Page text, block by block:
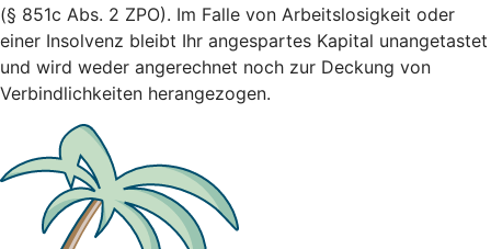
(§ 851c Abs. 2 ZPO). Im Falle von Arbeitslosigkeit oder
einer Insolvenz bleibt Ihr angespartes Kapital unangetastet
und wird weder angerechnet noch zur Deckung von
Verbindlichkeiten herangezogen.